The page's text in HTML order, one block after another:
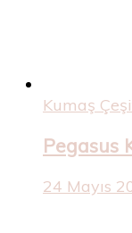
Kumaş
Pegasus
24 Mayıs